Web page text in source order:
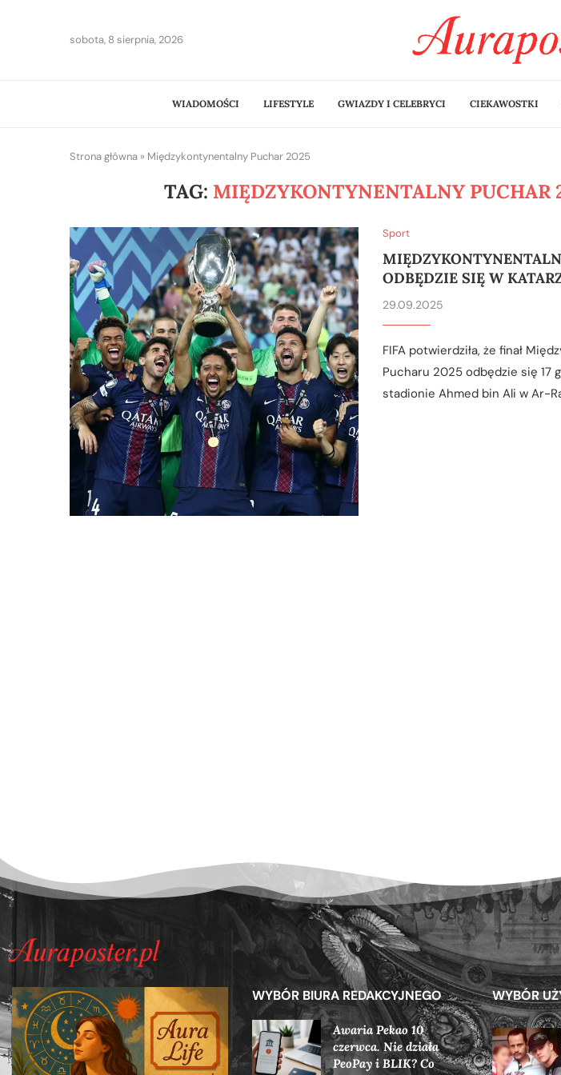
sobota, 8 sierpnia, 2026
WIADOMOŚCI LIFESTYLE GWIAZDY I CELEBRYCI CIEKAWOSTKI
Strona główna » Międzykontynentalny Puchar 2025
TAG: MIĘDZYKONTYNENTALNY PUCHAR
Sport
ODBĘDZIE SIĘ W
29.09.2025
FIFA potwierdziła, że finał
Pucharu 2025 odbędzie się 17
stadionie Ahmed bin Ali w Ar-
WYBÓR BIURA REDAKCYJNEGO
Awaria Pekao 10
czerwca. Nie działa
PeoPay i BLIK? Co
WYBÓR